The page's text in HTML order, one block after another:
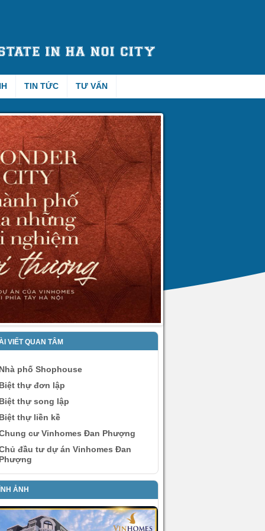
TIN TỨC TƯ VẤN
VIẾT QUAN TÂM
phố Shophouse
thự đơn lập
thự song lập
thự liền kề
cư Vinhomes Đan Phượng
đầu tư dự án Vinhomes Đan
ẢNH